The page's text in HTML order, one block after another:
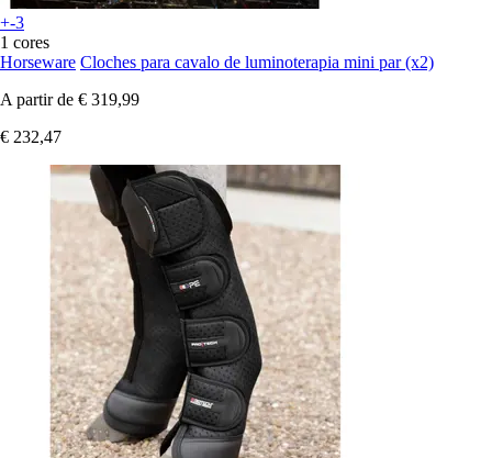
+-3
1 cores
Horseware Cloches para cavalo de luminoterapia mini par (x2)
A partir de € 319,99
€ 232,47